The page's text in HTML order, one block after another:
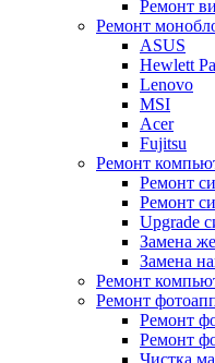
Ремонт
Ремонт
ASUS
Hewlett
Lenovo
MSI
Acer
Fujitsu
Ремонт
Ремонт
Ремонт
Upgrade
Замена
Замена
Ремонт
Ремонт
Ремонт
Ремонт
Чистка